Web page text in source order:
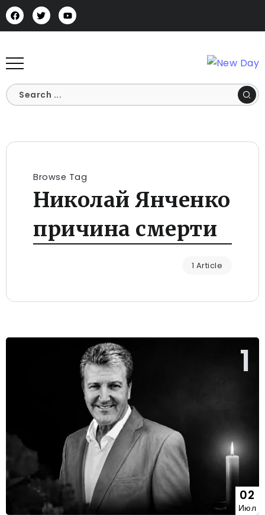
Browse Tag
Николай Янченко
причина смерти
1 Article
02
Июл